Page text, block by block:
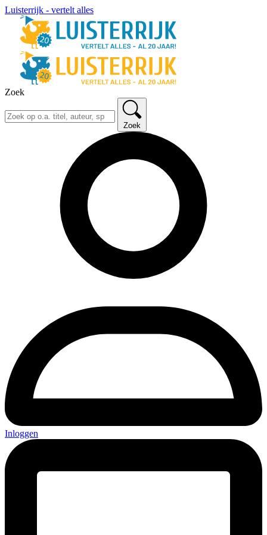
Luisterrijk - vertelt alles
Zoek
Zoek
Inloggen